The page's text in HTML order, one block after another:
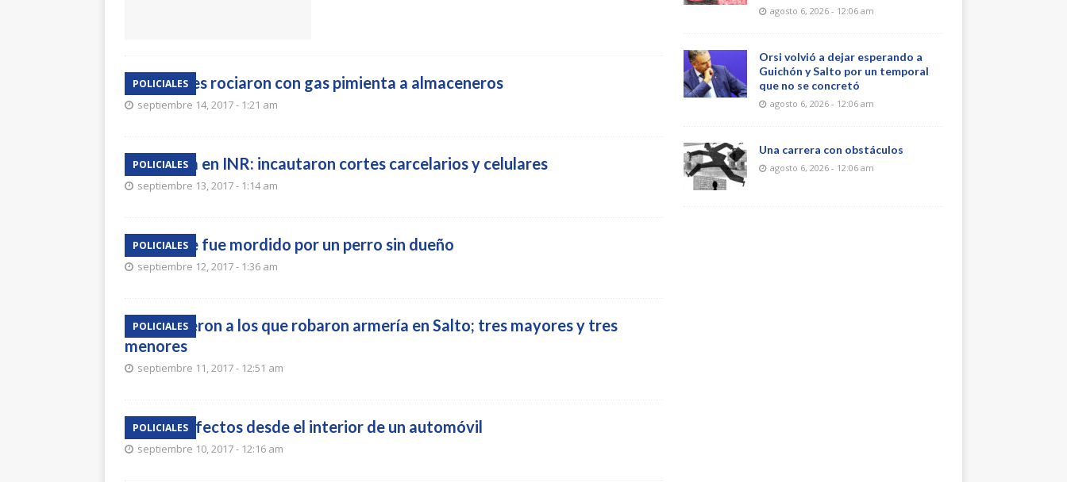
POLICIALES
Ladrones rociaron con gas pimienta a almaceneros
septiembre 14, 2017 - 1:21 am
POLICIALES
Requisa en INR: incautaron cortes carcelarios y celulares
septiembre 13, 2017 - 1:14 am
POLICIALES
Hombre fue mordido por un perro sin dueño
septiembre 12, 2017 - 1:36 am
POLICIALES
Detuvieron a los que robaron armería en Salto; tres mayores y tres
menores
septiembre 11, 2017 - 12:51 am
POLICIALES
Hurtó efectos desde el interior de un automóvil
septiembre 10, 2017 - 12:16 am
agosto 6, 2026 - 12:06 am
Orsi volvió a dejar esperando a
Guichón y Salto por un temporal
que no se concretó
agosto 6, 2026 - 12:06 am
Una carrera con obstáculos
agosto 6, 2026 - 12:06 am